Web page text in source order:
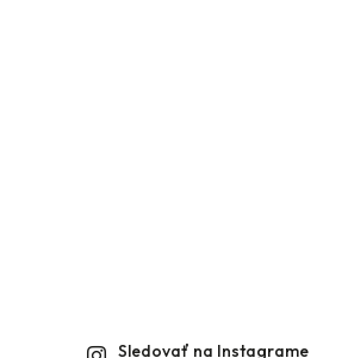
Sledovať na Instagrame